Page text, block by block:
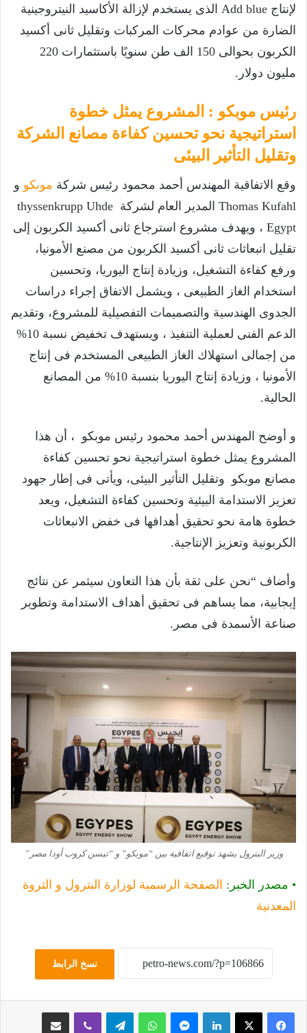
لإنتاج Add blue الذى يستخدم لإزالة الأكاسيد النيتروجينية
الضارة من عوادم محركات المركبات وتقليل ثانى أكسيد
الكربون بحوالى 150 الف طن سنويًا باستثمارات 220
مليون دولار.
رئيس موبكو : المشروع يمثل خطوة
استراتيجية نحو تحسين كفاءة مصانع الشركة
وتقليل التأثير البيئى
وقع الاتفاقية المهندس أحمد محمود رئيس شركة موبكو و
Thomas Kufahl المدير العام لشركة thyssenkrupp Uhde
Egypt ، ويهدف مشروع استرجاع ثانى أكسيد الكربون إلى
تقليل انبعاثات ثانى أكسيد الكربون من مصنع الأمونيا،
ورفع كفاءة التشغيل، وزيادة إنتاج اليوريا، وتحسين
استخدام الغاز الطبيعى ، ويشمل الاتفاق إجراء دراسات
الجدوى الهندسية والتصميمات التفصيلية للمشروع، وتقديم
الدعم الفنى لعملية التنفيذ ، ويستهدف تخفيض نسبة 10%
من إجمالى استهلاك الغاز الطبيعى المستخدم فى إنتاج
الأمونيا ، وزيادة إنتاج اليوريا بنسبة 10% من المصانع
الحالية.
و أوضح المهندس أحمد محمود رئيس موبكو ، أن هذا
المشروع يمثل خطوة استراتيجية نحو تحسين كفاءة
مصانع موبكو وتقليل التأثير البيئى، ويأتى فى إطار جهود
تعزيز الاستدامة البيئية وتحسين كفاءة التشغيل، ويعد
خطوة هامة نحو تحقيق أهدافها فى خفض الانبعاثات
الكربونية وتعزيز الإنتاجية.
وأضاف “نحن على ثقة بأن هذا التعاون سيثمر عن نتائج
إيجابية، مما يساهم فى تحقيق أهداف الاستدامة وتطوير
صناعة الأسمدة فى مصر.
وزير البترول يشهد توقيع اتفاقية بين “موبكو” و “تيسن كروب أودا مصر”
• مصدر الخبر: الصفحة الرسمية لوزارة البترول و الثروة
المعدنية
نسخ الرابط
لينكدإن ماسنجر واتساب تيلقرام ڤايبر مشاركة عبر البريد